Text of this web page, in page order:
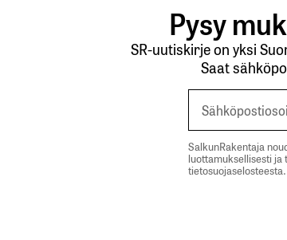
Pysy
SR-uutiskirje on yksi
Saat
SalkunRakentaja
luottamuksellisesti ja
tietosuojaselosteesta.